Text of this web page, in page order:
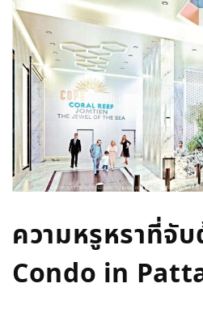
ความหรูหราที่จั
Condo in